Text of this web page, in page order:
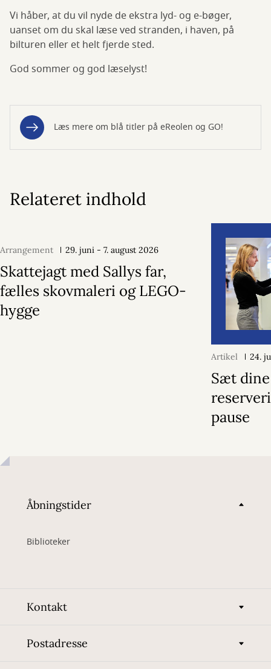
Vi håber, at du vil nyde de ekstra lyd- og e-bøger,
uanset om du skal læse ved stranden, i haven, på
bilturen eller et helt fjerde sted.
God sommer og god læselyst!
Læs mere om blå titler på eReolen og GO!
Relateret indhold
Arrangement 29. juni - 7. august 2026
Skattejagt med Sallys far,
fælles skovmaleri og LEGO-
hygge
Artikel 24.
Sæt dine
pause
Åbningstider
Biblioteker
Kontakt
Postadresse